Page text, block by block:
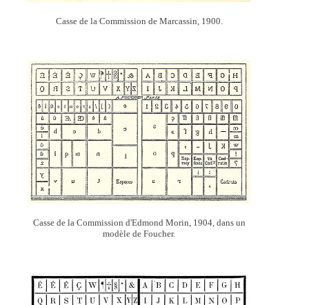
Casse de la Commission de Marcassin, 1900.
Casse de la Commission d'Edmond Morin, 1904, dans un
modèle de Foucher.